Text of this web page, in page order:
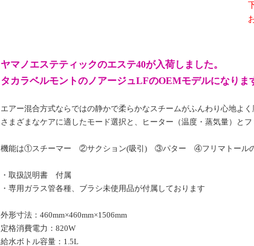
ヤマノエステティックのエステ40が入荷しました。
タカラベルモントのノアージュLFのOEMモデルになりま
エアー混合方式ならではの静かで柔らかなスチームがふんわり心地よく
さまざまなケアに適したモード選択と、ヒーター（温度・蒸気量）と
機能は①スチーマー ②サクション(吸引) ③パター ④フリマトールの
・取扱説明書 付属
・専用ガラス管各種、ブラシ未使用品が付属しております
外形寸法：460mm×460mm×1506mm
定格消費電力：820W
給水ボトル容量：1.5L